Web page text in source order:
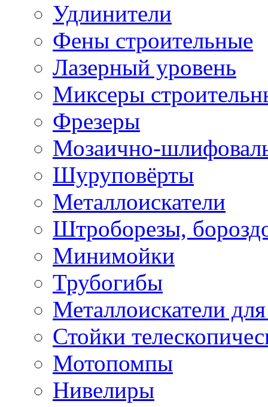
Удлинители
Фены строительные
Лазерный уровень
Миксеры
Фрезеры
Мозаично-
Шуруповёрты
Металлоискатели
Штроборезы,
Минимойки
Трубогибы
Металлоискатели
Стойки
Мотопомпы
Нивелиры